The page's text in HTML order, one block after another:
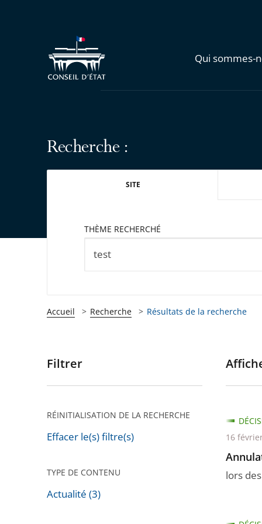
Qui sommes-
Recherche :
SITE
THÈME RECHERCHÉ
Accueil Recherche Résultats de la recherche
Passer
pour
après
Filtrer
RÉINITIALISATION DE LA RECHERCHE
Effacer le(s) filtre(s)
TYPE DE CONTENU
Actualité (3)
lors des
16